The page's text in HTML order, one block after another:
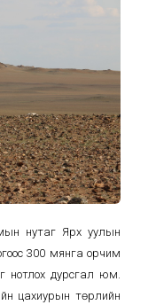
нутаг Ярх уулын
300 мянга орчим
нотлох дурсгал юм.
цахиурын төрлийн